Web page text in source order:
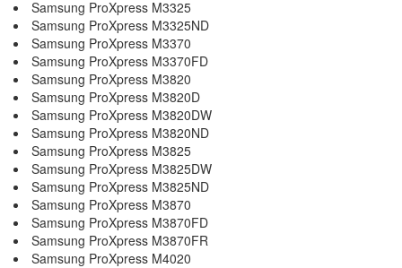
Samsung ProXpress M3325
Samsung ProXpress M3325ND
Samsung ProXpress M3370
Samsung ProXpress M3370FD
Samsung ProXpress M3820
Samsung ProXpress M3820D
Samsung ProXpress M3820DW
Samsung ProXpress M3820ND
Samsung ProXpress M3825
Samsung ProXpress M3825DW
Samsung ProXpress M3825ND
Samsung ProXpress M3870
Samsung ProXpress M3870FD
Samsung ProXpress M3870FR
Samsung ProXpress M4020